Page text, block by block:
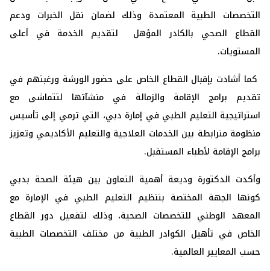
التخصصات الطبية المعتمدة وذلك لضمان نقل الخبرات ودعم
القطاع الصحي بالكادر المؤهل لتقديم الخدمة في أعلى
المستويات.
كما أشادت بإقبال القطاع الخاص على حضور الورشة ورغبتهم في
تقديم برامج الإقامة والزمالة في منشآتها لتتماشى مع
استراتيجية التعليم الطبي في إمارة دبي، التي ترمي إلى تأسيس
منظومة مترابطة بين الخدمات العلاجية والتعليم الأكاديمي وتعزيز
برامج الإقامة لأطباء المستقبل.
وأكدت الدكتورة وديعة أهمية التعاون بين هيئة الصحة بدبي
كونها الجهة المختصة بتنظيم التعليم الطبي في الإمارة مع
المعهد الوطني للتخصصات الصحية، وذلك لتفعيل دور القطاع
الخاص في تأهيل الكوادر الطبية من مختلف التخصصات الطبية
حسب المعايير العالمية.